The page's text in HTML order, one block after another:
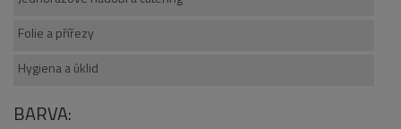
Folie a přířezy
Hygiena a úklid
BARVA: